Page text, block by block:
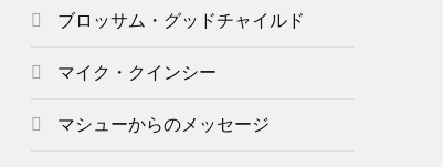
ブロッサム・グッドチャイルド
マイク・クインシー
マシューからのメッセージ